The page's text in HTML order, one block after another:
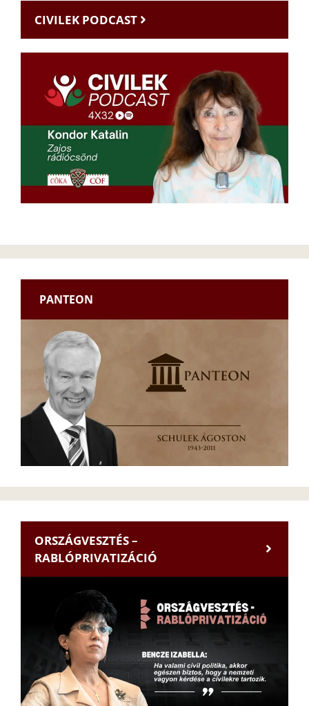
CIVILEK PODCAST
PANTEON
ORSZÁGVESZTÉS –
RABLÓPRIVATIZÁCIÓ